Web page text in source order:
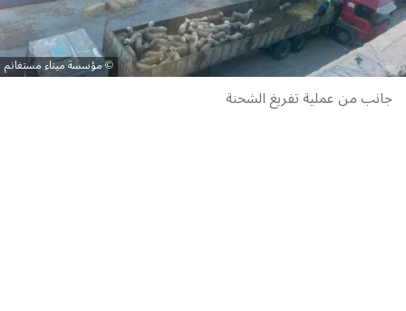
مؤسسة ميناء مستغانم
جانب من عملية تفريغ الشحنة